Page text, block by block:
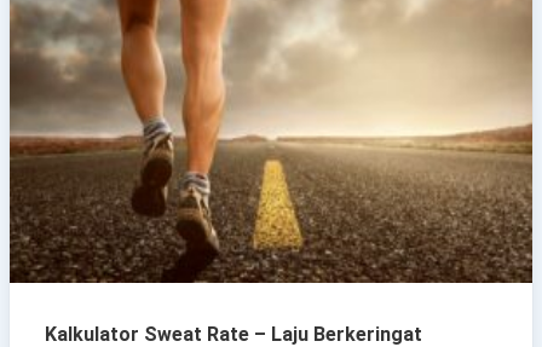
Kalkulator Sweat Rate – Laju Berkeringat